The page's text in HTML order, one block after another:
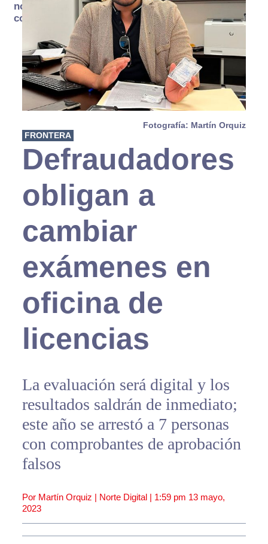
no se
consume
Fotografía: Martín Orquiz
FRONTERA
Defraudadores
obligan a
cambiar
exámenes en
oficina de
licencias
La evaluación será digital y los
resultados saldrán de inmediato;
este año se arrestó a 7 personas
con comprobantes de aprobación
falsos
Por Martín Orquiz | Norte Digital | 1:59 pm 13 mayo,
2023